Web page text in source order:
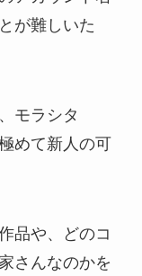
が難しいた
モラシタ
めて新人の可
品や、どのコ
さんなのかを